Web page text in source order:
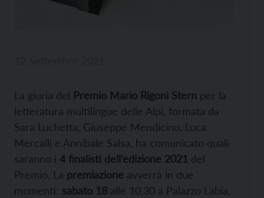
La giuria del Premio Mario Rigoni Stern per la
letteratura multilingue delle Alpi, formata da
Sara Luchetta, Giuseppe Mendicino, Luca
Mercalli e Annibale Salsa, ha comunicato quali
saranno i 4 finalisti dell’edizione 2021 del
Premio. La premiazione avverrà in due
momenti: sabato 18 alle 10,30 a Palazzo Labia,